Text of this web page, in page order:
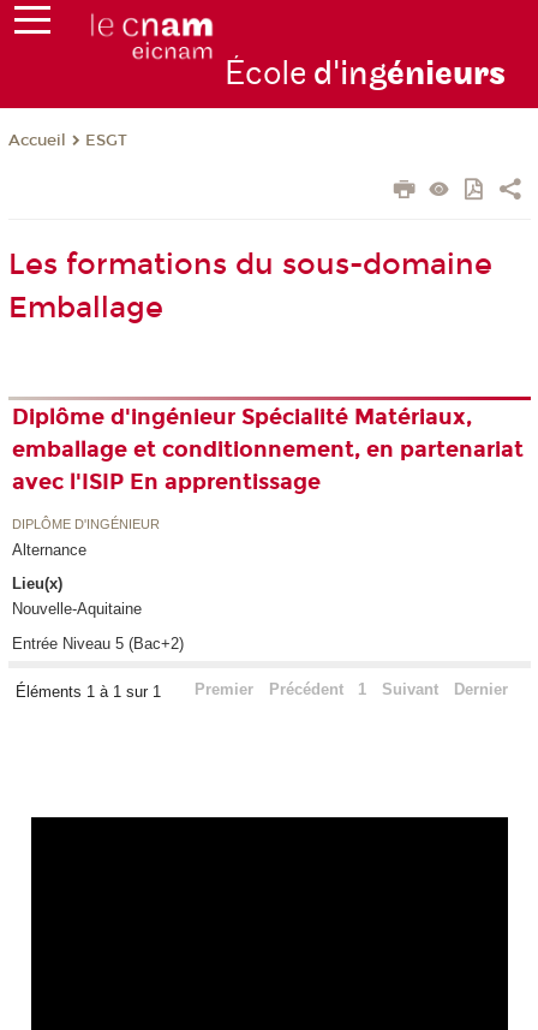
École d'ingénieurs
Accueil ESGT
Les formations du sous-domaine
Emballage
Diplôme d'ingénieur Spécialité Matériaux,
emballage et conditionnement, en partenariat
avec l'ISIP En apprentissage
DIPLÔME D'INGÉNIEUR
Alternance
Lieu(x)
Nouvelle-Aquitaine
Entrée Niveau 5 (Bac+2)
Éléments 1 à 1 sur 1 Premier Précédent 1 Suivant Dernier